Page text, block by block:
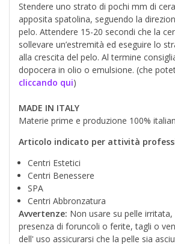
Stendere uno strato di pochi mm di
apposita spatolina, seguendo la
pelo. Attendere 15-20 secondi che la
sollevare un’estremità ed eseguire lo
alla crescita del pelo. Al termine
dopocera in olio o emulsione. (che
cliccando qui)
MADE IN ITALY
Materie prime e produzione 100%
Articolo indicato per attività
Centri Estetici
Centri Benessere
SPA
Centri Abbronzatura
Avvertenze: Non usare su pelle
presenza di foruncoli o ferite, tagli o
dell' uso assicurarsi che la pelle sia